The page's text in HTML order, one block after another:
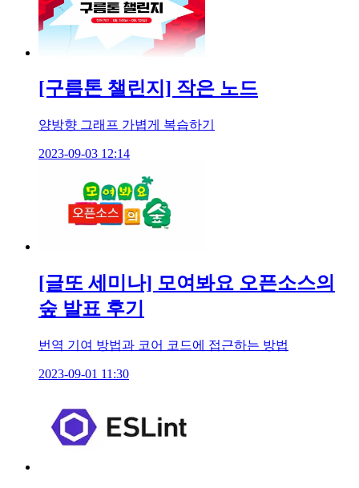
[구름톤 챌린지] 작은 노드
양방향 그래프 가볍게 복습하기
2023-09-03 12:14
[글또 세미나] 모여봐요 오픈소스의
숲 발표 후기
번역 기여 방법과 코어 코드에 접근하는 방법
2023-09-01 11:30